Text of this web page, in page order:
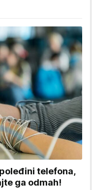
telefona,
ga odmah!